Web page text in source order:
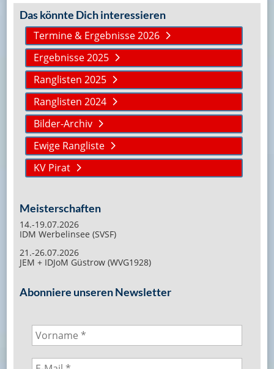
Das könnte Dich interessieren
Termine & Ergebnisse 2026
Ergebnisse 2025
Ranglisten 2025
Ranglisten 2024
Bilder-Archiv
Ewige Rangliste
KV Pirat
Meisterschaften
14.-19.07.2026
IDM Werbelinsee (SVSF)
21.-26.07.2026
JEM + IDJoM Güstrow (WVG1928)
Abonniere unseren Newsletter